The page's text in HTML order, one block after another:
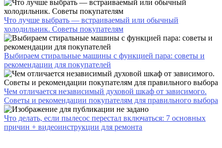
Что лучше выбрать — встраиваемый или обычный
холодильник. Советы покупателям
Выбираем стиральные машины с функцией пара: советы и
рекомендации для покупателей
Чем отличается независимый духовой шкаф от зависимого.
Советы и рекомендации покупателям для правильного выбора
Что делать, если пылесос перестал включаться: 7 основных
причин + видеоинструкции для ремонта